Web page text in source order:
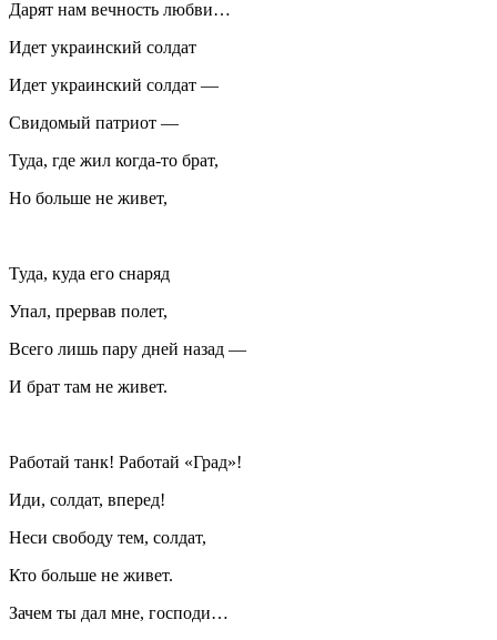
Дарят нам вечность любви…
Идет украинский солдат
Идет украинский солдат —
Свидомый патриот —
Туда, где жил когда-то брат,
Но больше не живет,
Туда, куда его снаряд
Упал, прервав полет,
Всего лишь пару дней назад —
И брат там не живет.
Работай танк! Работай «Град»!
Иди, солдат, вперед!
Неси свободу тем, солдат,
Кто больше не живет.
Зачем ты дал мне, господи…